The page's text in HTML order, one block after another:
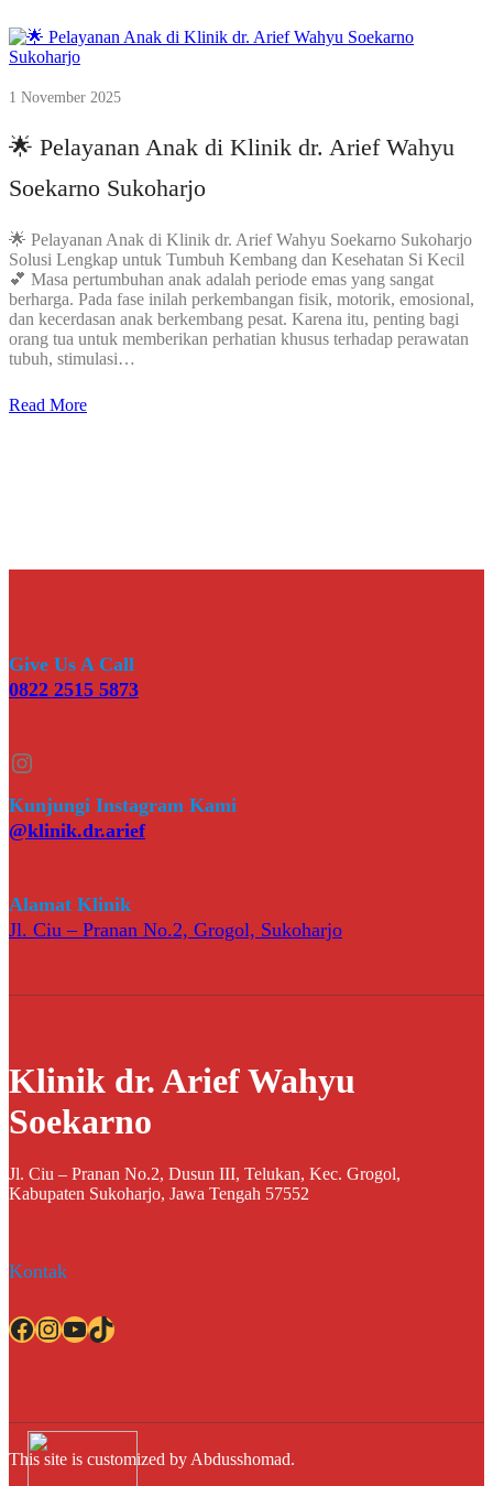
1 November 2025
🌟 Pelayanan Anak di Klinik dr. Arief Wahyu
Soekarno Sukoharjo
🌟 Pelayanan Anak di Klinik dr. Arief Wahyu Soekarno Sukoharjo
Solusi Lengkap untuk Tumbuh Kembang dan Kesehatan Si Kecil
💕 Masa pertumbuhan anak adalah periode emas yang sangat
berharga. Pada fase inilah perkembangan fisik, motorik, emosional,
dan kecerdasan anak berkembang pesat. Karena itu, penting bagi
orang tua untuk memberikan perhatian khusus terhadap perawatan
tubuh, stimulasi…
Read More
Give Us A Call
0822 2515 5873
Instagram
Kunjungi Instagram Kami
@klinik.dr.arief
Alamat Klinik
Jl. Ciu – Pranan No.2, Grogol, Sukoharjo
Klinik dr. Arief Wahyu
Soekarno
Jl. Ciu – Pranan No.2, Dusun III, Telukan, Kec. Grogol,
Kabupaten Sukoharjo, Jawa Tengah 57552
Kontak
Facebook InstagramYouTube TikTok
This site is customized by Abdusshomad.